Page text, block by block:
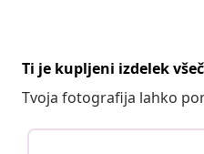
Ti je kupljeni izdelek
Tvoja fotografija lahko